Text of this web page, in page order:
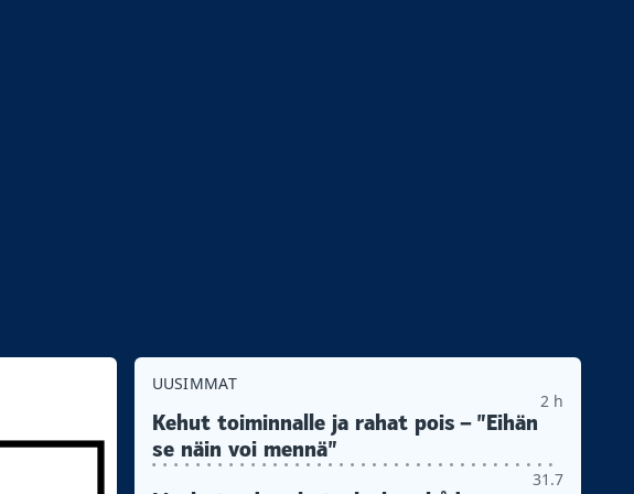
UUSIMMAT
2 h
Kehut toiminnalle ja rahat pois – ”Eihän
se näin voi mennä”
31.7